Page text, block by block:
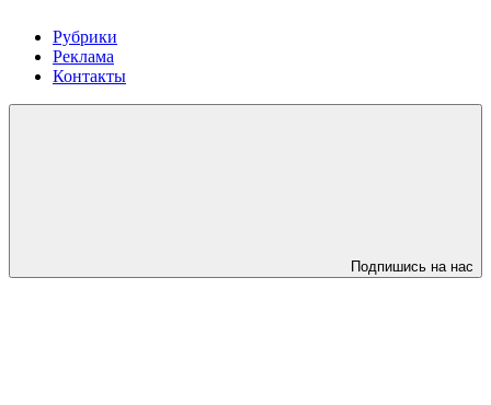
Рубрики
Реклама
Контакты
Подпишись на нас